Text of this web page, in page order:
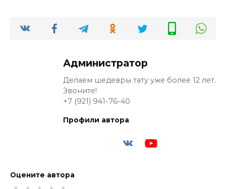
Администратор
Делаем шедевры тату уже более 12 лет.
Звоните!
+7 (921) 941-76-40
Профили автора
Оцените автора